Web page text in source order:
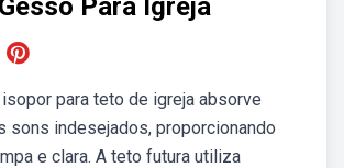
Para Igreja
para teto de igreja absorve
sons indesejados, proporcionando
e clara. A teto futura utiliza